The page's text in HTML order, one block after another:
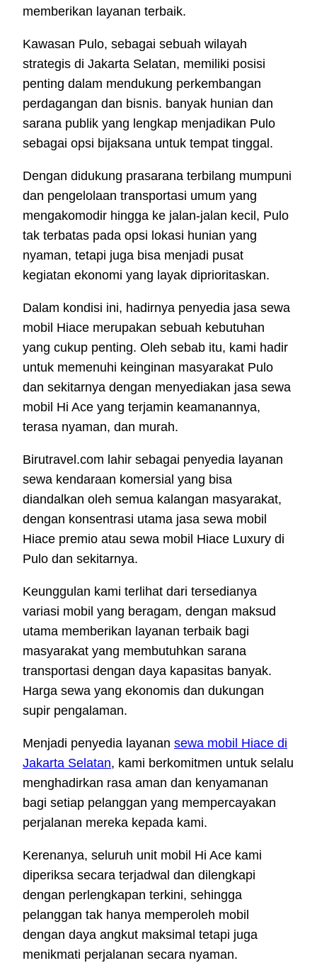
memberikan layanan terbaik.
Kawasan Pulo, sebagai sebuah wilayah
strategis di Jakarta Selatan, memiliki posisi
penting dalam mendukung perkembangan
perdagangan dan bisnis. banyak hunian dan
sarana publik yang lengkap menjadikan Pulo
sebagai opsi bijaksana untuk tempat tinggal.
Dengan didukung prasarana terbilang mumpuni
dan pengelolaan transportasi umum yang
mengakomodir hingga ke jalan-jalan kecil, Pulo
tak terbatas pada opsi lokasi hunian yang
nyaman, tetapi juga bisa menjadi pusat
kegiatan ekonomi yang layak diprioritaskan.
Dalam kondisi ini, hadirnya penyedia jasa sewa
mobil Hiace merupakan sebuah kebutuhan
yang cukup penting. Oleh sebab itu, kami hadir
untuk memenuhi keinginan masyarakat Pulo
dan sekitarnya dengan menyediakan jasa sewa
mobil Hi Ace yang terjamin keamanannya,
terasa nyaman, dan murah.
Birutravel.com lahir sebagai penyedia layanan
sewa kendaraan komersial yang bisa
diandalkan oleh semua kalangan masyarakat,
dengan konsentrasi utama jasa sewa mobil
Hiace premio atau sewa mobil Hiace Luxury di
Pulo dan sekitarnya.
Keunggulan kami terlihat dari tersedianya
variasi mobil yang beragam, dengan maksud
utama memberikan layanan terbaik bagi
masyarakat yang membutuhkan sarana
transportasi dengan daya kapasitas banyak.
Harga sewa yang ekonomis dan dukungan
supir pengalaman.
Menjadi penyedia layanan sewa mobil Hiace di
Jakarta Selatan, kami berkomitmen untuk selalu
menghadirkan rasa aman dan kenyamanan
bagi setiap pelanggan yang mempercayakan
perjalanan mereka kepada kami.
Kerenanya, seluruh unit mobil Hi Ace kami
diperiksa secara terjadwal dan dilengkapi
dengan perlengkapan terkini, sehingga
pelanggan tak hanya memperoleh mobil
dengan daya angkut maksimal tetapi juga
menikmati perjalanan secara nyaman.